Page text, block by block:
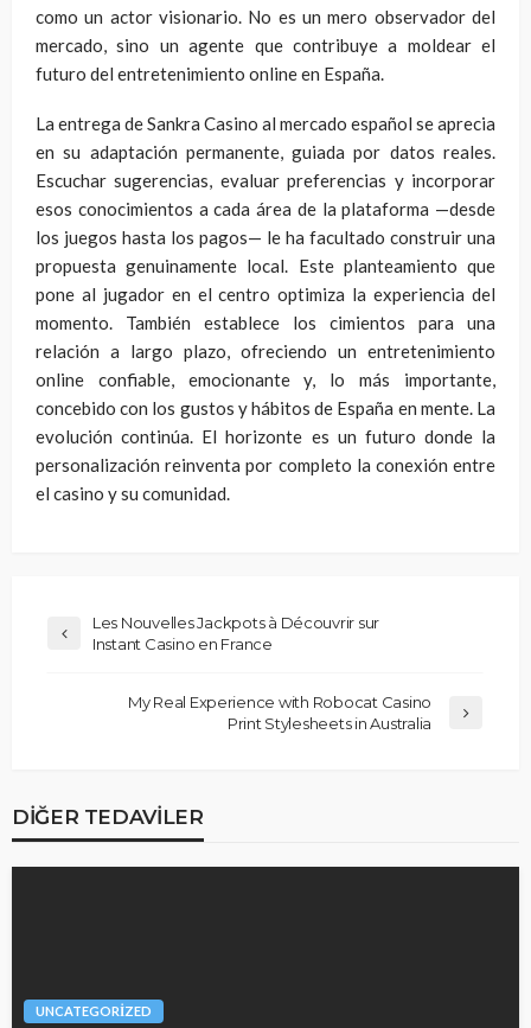
como un actor visionario. No es un mero observador del
mercado, sino un agente que contribuye a moldear el
futuro del entretenimiento online en España.
La entrega de Sankra Casino al mercado español se aprecia
en su adaptación permanente, guiada por datos reales.
Escuchar sugerencias, evaluar preferencias y incorporar
esos conocimientos a cada área de la plataforma —desde
los juegos hasta los pagos— le ha facultado construir una
propuesta genuinamente local. Este planteamiento que
pone al jugador en el centro optimiza la experiencia del
momento. También establece los cimientos para una
relación a largo plazo, ofreciendo un entretenimiento
online confiable, emocionante y, lo más importante,
concebido con los gustos y hábitos de España en mente. La
evolución continúa. El horizonte es un futuro donde la
personalización reinventa por completo la conexión entre
el casino y su comunidad.
Les Nouvelles Jackpots à Découvrir sur
Instant Casino en France
My Real Experience with Robocat Casino
Print Stylesheets in Australia
DIĞER TEDAVILER
UNCATEGORIZED